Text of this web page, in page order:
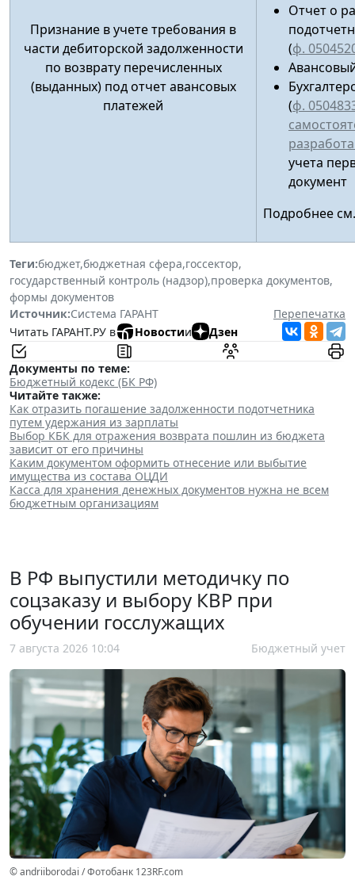
Признание в учете требования в
части дебиторской задолженности
по возврату перечисленных
(выданных) под отчет авансовых
платежей
Отчет о
(ф.
(ф.
учета
документ
Подробнее
Теги:бюджет,бюджетная сфера,госсектор,
государственный контроль (надзор),проверка документов,
формы документов
Источник:Система ГАРАНТ
Перепечатка
Читать ГАРАНТ.РУ в
Новостии Дзен
Документы по теме:
Бюджетный кодекс (БК РФ)
Читайте также:
Как отразить погашение задолженности подотчетника
путем удержания из зарплаты
Выбор КБК для отражения возврата пошлин из бюджета
зависит от его причины
Каким документом оформить отнесение или выбытие
имущества из состава ОЦДИ
Касса для хранения денежных документов нужна не всем
бюджетным организациям
В РФ выпустили методичку по
соцзаказу и выбору КВР при
обучении госслужащих
7 августа 2026 10:04 Бюджетный учет
© andriiborodai / Фотобанк 123RF.com